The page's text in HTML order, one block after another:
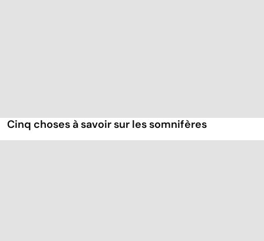
Cinq choses à savoir sur les somnifères